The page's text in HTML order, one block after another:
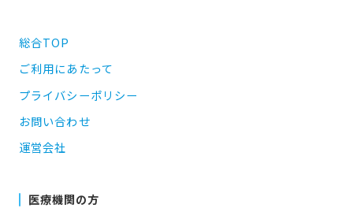
総合TOP
ご利用にあたって
プライバシーポリシー
お問い合わせ
運営会社
医療機関の方